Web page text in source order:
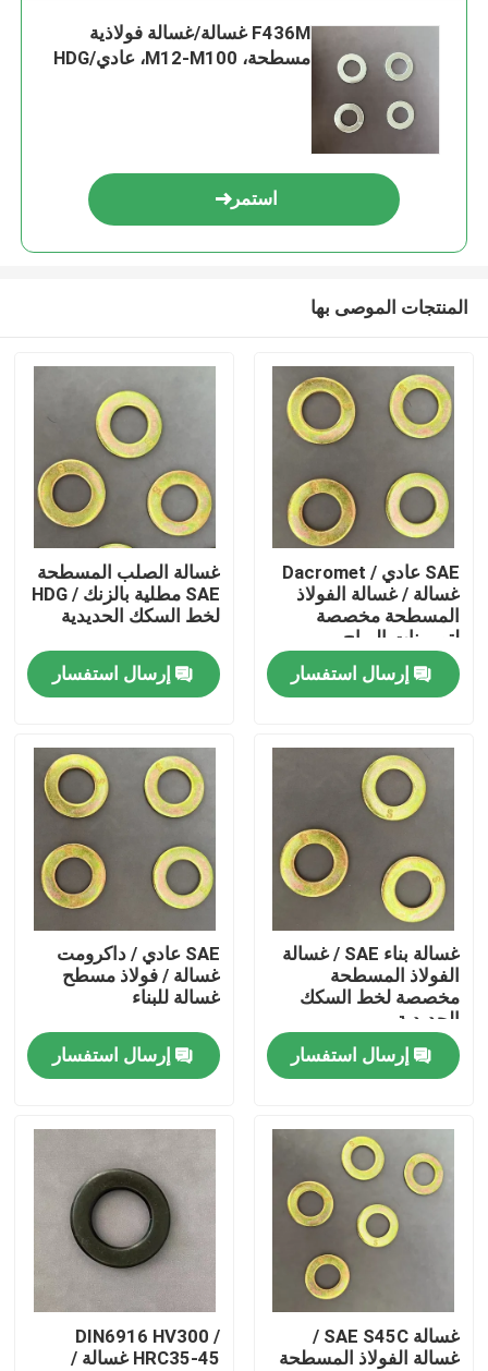
المنتجات
حول بنا
جولة في المعمل
ضبط الجودة
طلب اقتباس
غسالة الفولاذ المسطحة
غسالات الفولاذ المقاومة
أجهزة غسل الصلب الهيكلي
غسالة ثقيلة
F436M غسالة/غسالة فولاذية
مسطحة، M12-M100، عادي/HDG
استمر
المنتجات الموصى بها
SAE عادي / Dacromet
غسالة / غسالة الفولاذ
المسطحة مخصصة
لتوربينات الرياح
إرسال استفسار
غسالة الصلب المسطحة
SAE مطلية بالزنك / HDG
لخط السكك الحديدية
إرسال استفسار
غسالة بناء SAE / غسالة
الفولاذ المسطحة
مخصصة لخط السكك
الحديدية
إرسال استفسار
SAE عادي / داكرومت
غسالة / فولاذ مسطح
غسالة للبناء
إرسال استفسار
غسالة SAE S45C /
غسالة الفولاذ المسطحة
DIN6916 HV300 /
HRC35-45 غسالة /